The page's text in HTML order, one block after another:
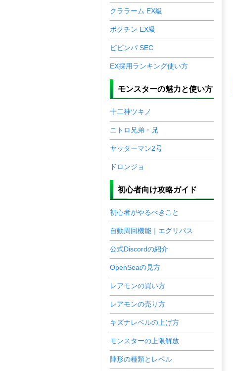
クララーム EX級
ポクチン EX級
ピピンパ SEC
EX採用ランキング使い方
モンスターの魅力と使い方
十二神ツキノ
ニトロ兄弟・兄
ヤッターマン2号
ドロンジョ
初心者向け攻略ガイド
初心者がやるべきこと
自動周回機能｜エグリパス
公式Discordの紹介
OpenSeaの見方
レアモンの買い方
レアモンの売り方
キズナレベルの上げ方
モンスターの上限解放
陣形の種類とレベル